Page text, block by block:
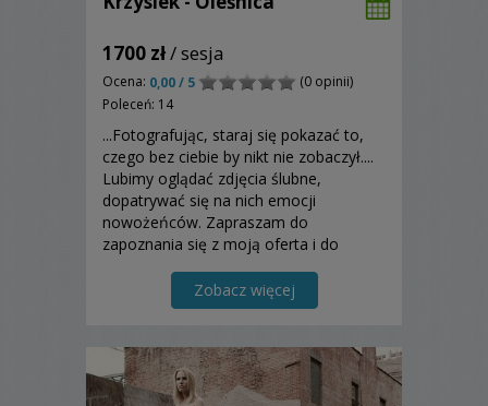
1700 zł/ sesja
Ocena: 0,00 / 5
(0 opinii)
Poleceń: 14
...Fotografując, staraj się pokazać to,
czego bez ciebie by nikt nie zobaczył....
Lubimy oglądać zdjęcia ślubne,
dopatrywać się na nich emocji
nowożeńców. Zapraszam do
zapoznania się z moją oferta i do
Zobacz więcej